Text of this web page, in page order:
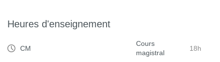
Heures d'enseignement
CM
Cours
magistral
18h